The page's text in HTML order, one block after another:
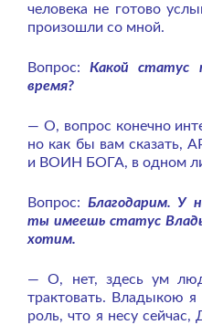
человека не готово
произошли со мной.
Вопрос:Какой статус
время?
— О, вопрос конечно
но как бы вам
и ВОИН БОГА, в одном
Вопрос: Благодарим. У
ты имеешь статус
хотим.
— О, нет, здесь ум
трактовать. Владыкою
роль, что я несу